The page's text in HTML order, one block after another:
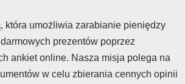
która umożliwia zarabianie pieniędzy
prezentów poprzez
ankiet online. Nasza misja polega na
w celu zbierania cennych opinii